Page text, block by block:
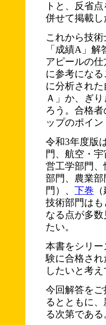
トと、反省
併せて掲載し
これから技
「成績A」
アピールの
に参考にな
に分析され
Ａ」か、ぎ
ろう。合格
ップのポイ
令和3年度版
門、航空・
営工学部門、
部門、農業
門）、 下巻
技術部門は
なる点が多
たい。
本書をシリ
験に合格さ
したいと考
今回解答を
るとともに
る次第である